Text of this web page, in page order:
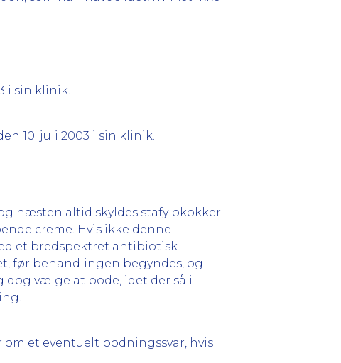
i sin klinik.
10. juli 2003 i sin klinik.
næsten altid skyldes stafylokokker.
creme. Hvis ikke denne
et bredspektret antibiotisk
før behandlingen begyndes, og
vælge at pode, idet der så i
et eventuelt podningssvar, hvis